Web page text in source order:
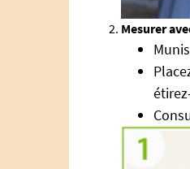
Mesurer